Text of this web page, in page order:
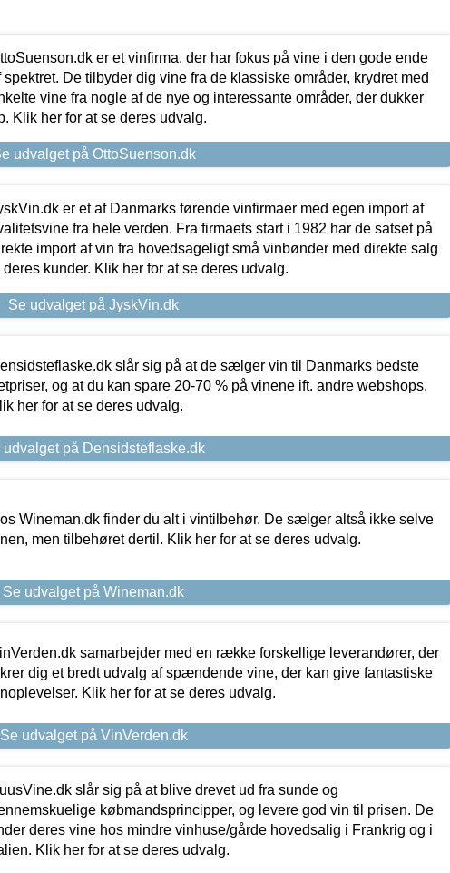
er et vinfirma, der har fokus på vine i den gode ende
spektret. De tilbyder dig vine fra de klassiske områder, krydret med
vine fra nogle af de nye og interessante områder, der dukker
Klik her for at se deres udvalg.
udvalget på OttoSuenson.dk
er et af Danmarks førende vinfirmaer med egen import af
fra hele verden. Fra firmaets start i 1982 har de satset på
import af vin fra hovedsageligt små vinbønder med direkte salg
deres kunder. Klik her for at se deres udvalg.
Se udvalget på JyskVin.dk
slår sig på at de sælger vin til Danmarks bedste
og at du kan spare 20-70 % på vinene ift. andre webshops.
her for at se deres udvalg.
udvalget på Densidsteflaske.dk
Wineman.dk finder du alt i vintilbehør. De sælger altså ikke selve
men tilbehøret dertil. Klik her for at se deres udvalg.
Se udvalget på Wineman.dk
samarbejder med en række forskellige leverandører, der
dig et bredt udvalg af spændende vine, der kan give fantastiske
Klik her for at se deres udvalg.
Se udvalget på VinVerden.dk
slår sig på at blive drevet ud fra sunde og
købmandsprincipper, og levere god vin til prisen. De
deres vine hos mindre vinhuse/gårde hovedsalig i Frankrig og i
Klik her for at se deres udvalg.